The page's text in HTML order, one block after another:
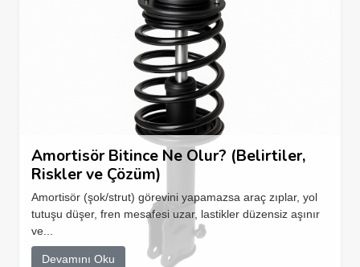
Amortisör Bitince Ne Olur? (Belirtiler,
Riskler ve Çözüm)
Amortisör (şok/strut) görevini yapamazsa araç zıplar, yol
tutuşu düşer, fren mesafesi uzar, lastikler düzensiz aşınır
ve...
Devamını Oku